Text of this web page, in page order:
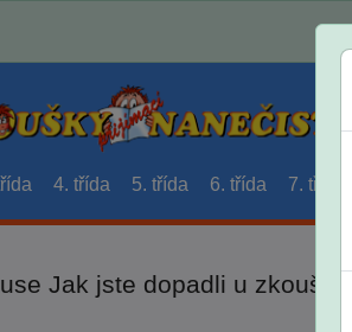
4. třída 5. třída 6. třída 7. třída
Jak jste dopadli u